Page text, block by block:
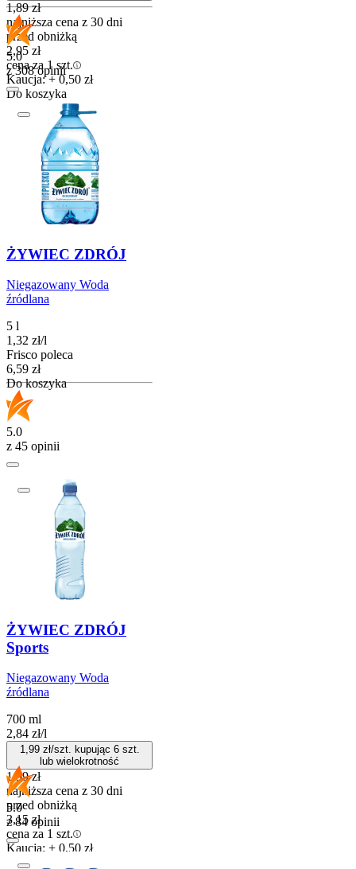
1,89 zł
najniższa cena z 30 dni
przed obniżką
2,95 zł
cena za 1 szt.
Kaucja: + 0,50 zł
Do koszyka
5.0
z 308 opinii
ŻYWIEC ZDRÓJ
Niegazowany Woda
źródlana
5 l
1,32 zł/l
Frisco poleca
Cena
6,59 zł
Do koszyka
5.0
z 45 opinii
ŻYWIEC ZDRÓJ
Sports
Niegazowany Woda
źródlana
700 ml
2,84 zł/l
1,99zł/szt. kupując 6szt.
lub wielokrotność
1,99 zł
najniższa cena z 30 dni
przed obniżką
3,15 zł
cena za 1 szt.
Kaucja: + 0,50 zł
Do koszyka
5.0
z 84 opinii